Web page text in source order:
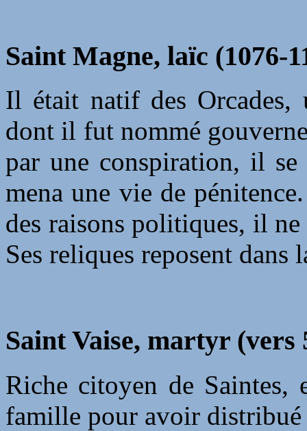
Saint Magne, laïc (1076-
Il était natif des Orcades,
dont il fut nommé
par une conspiration, il
mena une vie de
des raisons politiques, il
Ses reliques reposent
Saint Vaise, martyr (vers
Riche citoyen de Saintes,
famille pour avoir distribué